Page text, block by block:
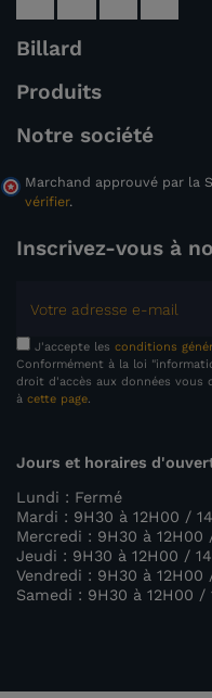
Billard
Produits
Notre société
Marchand approuvé par la
vérifier.
Inscrivez-vous à
J'accepte les conditions
Conformément à la loi
droit d'accès aux données vous
à cette page.
Jours et horaires
Lundi : Fermé
Mardi : 9H30 à 12H00 /
Mercredi : 9H30 à 12H00
Jeudi : 9H30 à 12H00 /
Vendredi : 9H30 à 12H00
Samedi : 9H30 à 12H00 /